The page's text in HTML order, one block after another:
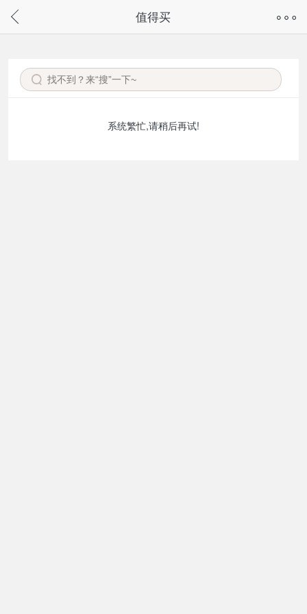
请通过微信或支付宝搜“奇兔客小程序”访问
值得买
系统繁忙,请稍后再试!